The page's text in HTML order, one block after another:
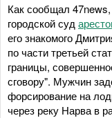
Как сообщал
городской суд
его знакомого
по части третьей
границы,
сговору". Мужчин
форсирование на
через реку Нарва в